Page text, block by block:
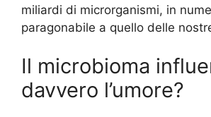
miliardi di microrganismi, in
paragonabile a quello delle
Il microbioma
davvero l’umore?